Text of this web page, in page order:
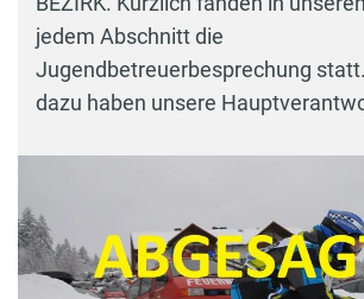
jedem Abschnitt die
Jugendbetreuerbesprechung
dazu haben unsere